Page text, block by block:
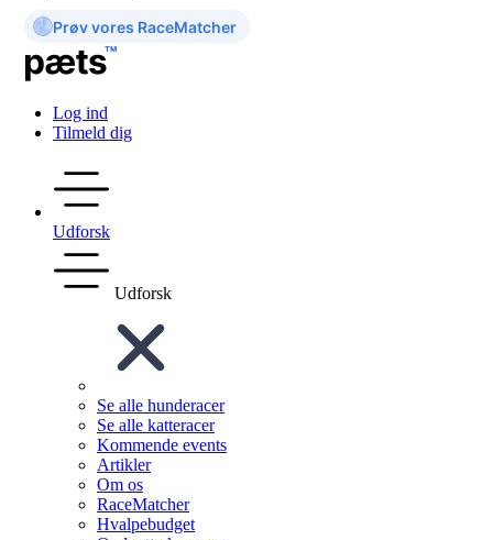
Prøv vores RaceMatcher
Log ind
Tilmeld dig
Udforsk
Udforsk
Se alle hunderacer
Se alle katteracer
Kommende events
Artikler
Om os
RaceMatcher
Hvalpebudget